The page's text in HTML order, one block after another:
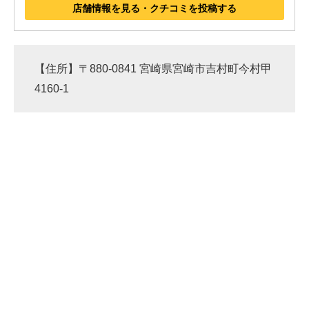
店舗情報を見る・クチコミを投稿する
【住所】〒880-0841 宮崎県宮崎市吉村町今村甲
4160-1